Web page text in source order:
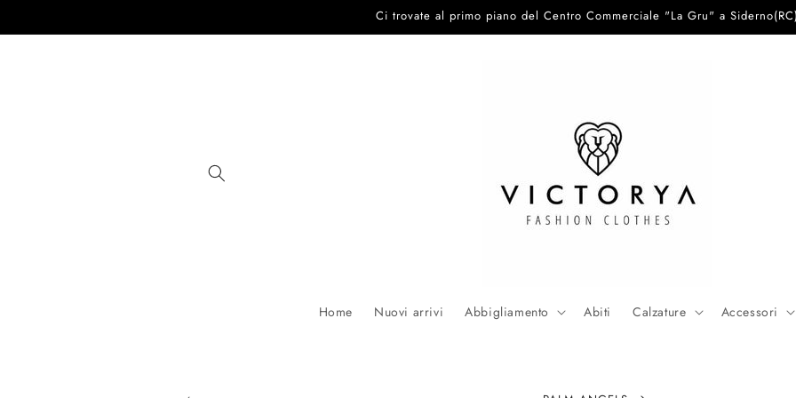
ai contenuti
Ci trovate al primo piano del Centro Commerciale "La Gru" a Siderno(RC)
Home Nuovi arrivi Abbigliamento Abiti Calzature Accessori